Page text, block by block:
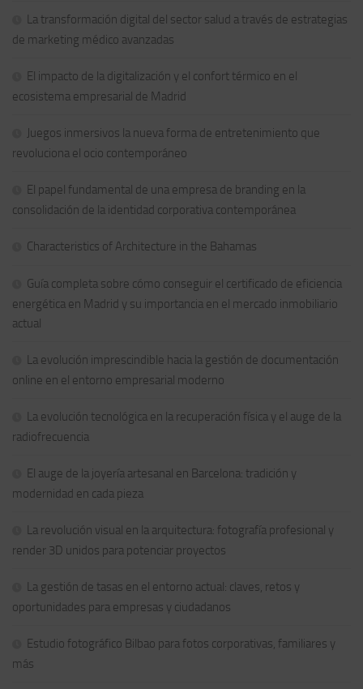
La transformación digital del sector salud a través de estrategias
de marketing médico avanzadas
El impacto de la digitalización y el confort térmico en el
ecosistema empresarial de Madrid
Juegos inmersivos la nueva forma de entretenimiento que
revoluciona el ocio contemporáneo
El papel fundamental de una empresa de branding en la
consolidación de la identidad corporativa contemporánea
Characteristics of Architecture in the Bahamas
Guía completa sobre cómo conseguir el certificado de eficiencia
energética en Madrid y su importancia en el mercado inmobiliario
actual
La evolución imprescindible hacia la gestión de documentación
online en el entorno empresarial moderno
La evolución tecnológica en la recuperación física y el auge de la
radiofrecuencia
El auge de la joyería artesanal en Barcelona: tradición y
modernidad en cada pieza
La revolución visual en la arquitectura: fotografía profesional y
render 3D unidos para potenciar proyectos
La gestión de tasas en el entorno actual: claves, retos y
oportunidades para empresas y ciudadanos
Estudio fotográfico Bilbao para fotos corporativas, familiares y
más